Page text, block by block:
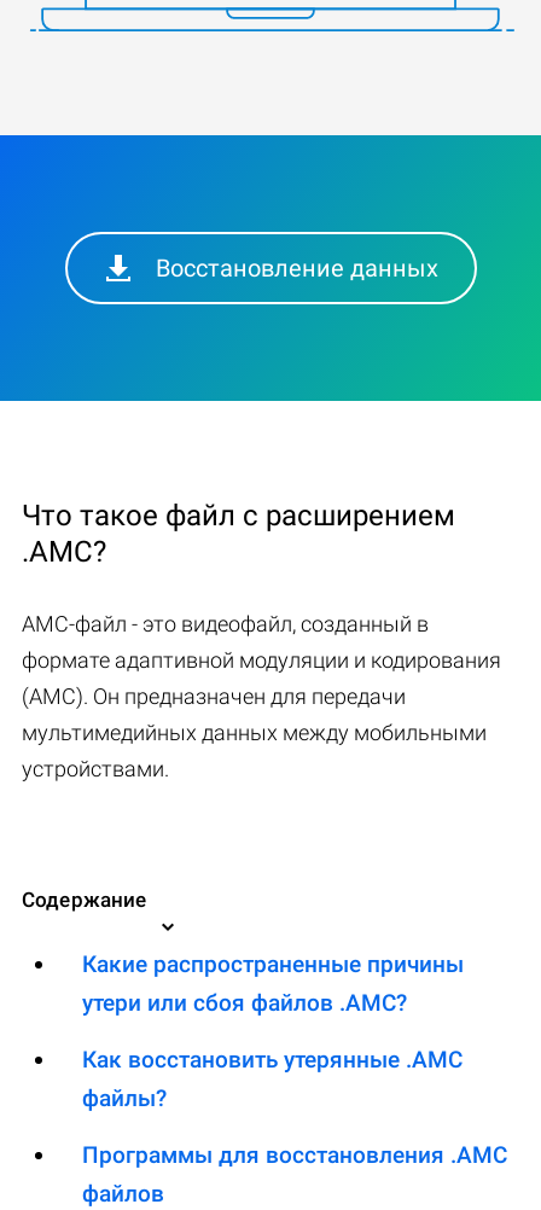
Восстановление данных
Что такое файл с расширением
.AMC?
AMC-файл - это видеофайл, созданный в
формате адаптивной модуляции и кодирования
(AMC). Он предназначен для передачи
мультимедийных данных между мобильными
устройствами.
Содержание
Какие распространенные причины
утери или сбоя файлов .AMC?
Как восстановить утерянные .AMC
файлы?
Программы для восстановления .AMC
файлов